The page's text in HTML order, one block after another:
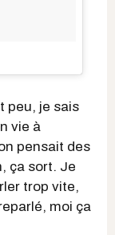
peu, je sais
vie à
pensait des
ça sort. Je
trop vite,
, moi ça